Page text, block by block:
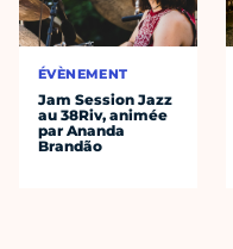
ÉVÈNEMENT
Jam Session Jazz
au 38Riv, animée
par Ananda
Brandão